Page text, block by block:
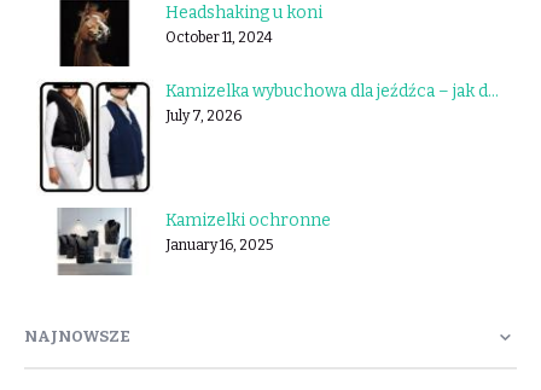
Headshaking u koni
October 11, 2024
Kamizelka wybuchowa dla jeźdźca – jak działa i którą wybrać?
July 7, 2026
Kamizelki ochronne
January 16, 2025
NAJNOWSZE